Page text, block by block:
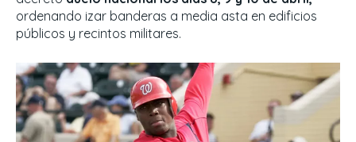
ordenando izar banderas a media asta en edificios
públicos y recintos militares.